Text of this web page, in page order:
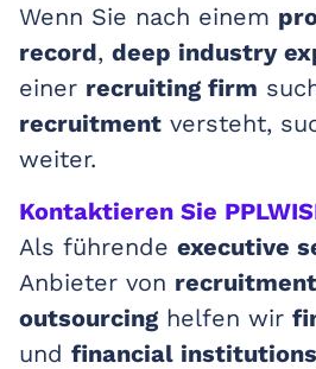
Wenn Sie nach einem
record, deep industry
einer recruiting firm
recruitment versteht,
weiter.
Kontaktieren Sie
Als führende executive
Anbieter von
outsourcing helfen wir
und financial institutions